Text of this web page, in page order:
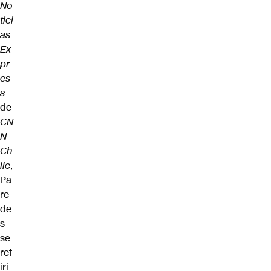
No
tici
as
Ex
pr
es
s
de
CN
N
Ch
ile,
Pa
re
de
s
se
ref
iri